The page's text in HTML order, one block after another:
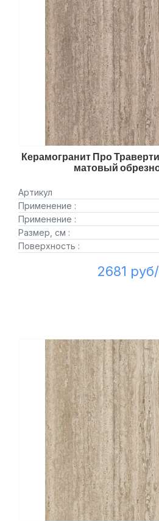
Керамогранит Про
матовый
Артикул
Применение :
Применение :
Размер, см :
Поверхность :
2681